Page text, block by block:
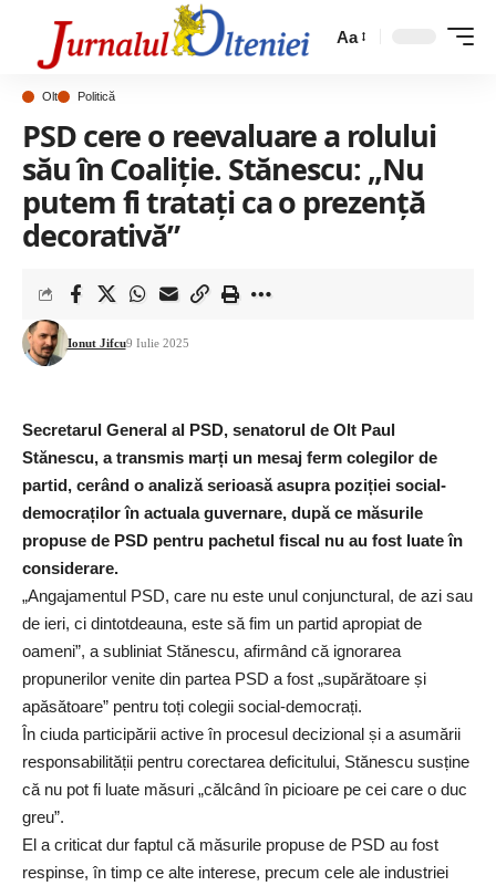
Aa
Olt Politică
PSD cere o reevaluare a rolului
său în Coaliție. Stănescu: „Nu
putem fi tratați ca o prezență
decorativă”
Ionut Jifcu9 Iulie 2025
Secretarul General al PSD, senatorul de Olt Paul
Stănescu, a transmis marți un mesaj ferm colegilor de
partid, cerând o analiză serioasă asupra poziției social-
democraților în actuala guvernare, după ce măsurile
propuse de PSD pentru pachetul fiscal nu au fost luate în
considerare.
„Angajamentul PSD, care nu este unul conjunctural, de azi sau
de ieri, ci dintotdeauna, este să fim un partid apropiat de
oameni”, a subliniat Stănescu, afirmând că ignorarea
propunerilor venite din partea PSD a fost „supărătoare și
apăsătoare” pentru toți colegii social-democrați.
În ciuda participării active în procesul decizional și a asumării
responsabilității pentru corectarea deficitului, Stănescu susține
că nu pot fi luate măsuri „călcând în picioare pe cei care o duc
greu”.
El a criticat dur faptul că măsurile propuse de PSD au fost
respinse, în timp ce alte interese, precum cele ale industriei